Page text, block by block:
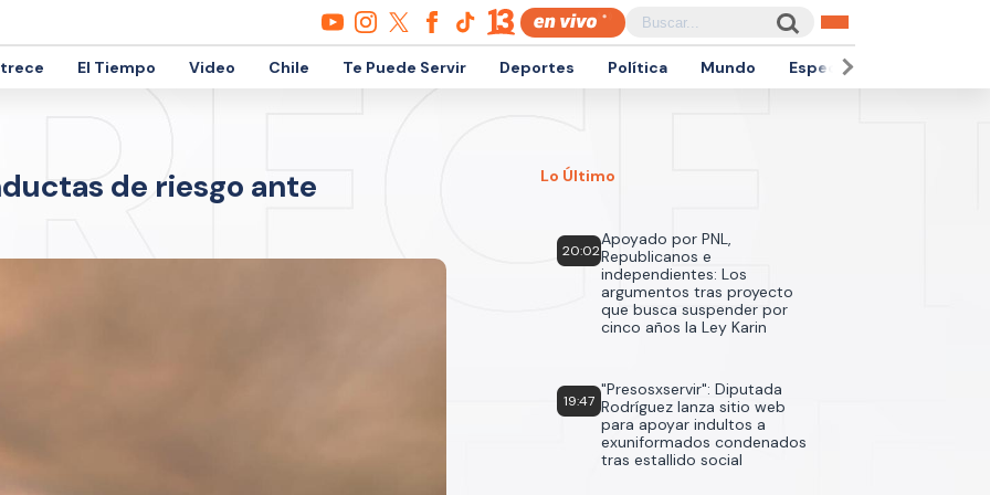
El Tiempo Video Chile Te Puede Servir Deportes Política Mundo Espectáculos
de riesgo ante Lo Último
20:02
Apoyado por PNL,
Republicanos e
independientes: Los
argumentos tras proyecto
que busca suspender por
cinco años la Ley Karin
19:47
"Presosxservir": Diputada
Rodríguez lanza sitio web
para apoyar indultos a
exuniformados condenados
tras estallido social